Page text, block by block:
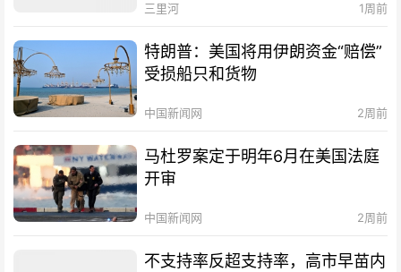
三里河 1周前
特朗普：美国将用伊朗资金“赔偿”
受损船只和货物
中国新闻网 2周前
马杜罗案定于明年6月在美国法庭
开审
中国新闻网 2周前
不支持率反超支持率，高市早苗内